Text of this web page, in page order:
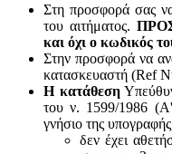
Στη προσφορά σας
του αιτήματος.
και όχι ο κωδικός
Στην προσφορά να
κατασκευαστή (Ref
Η κατάθεση
του ν. 1599/1986 (Α'
γνήσιο της
δεν έχει